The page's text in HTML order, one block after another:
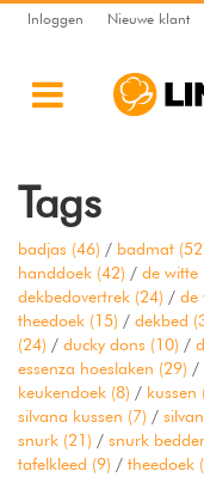
Inloggen Nieuwe klant
Tags
badjas (46) / badmat
handdoek (42) / de witte
dekbedovertrek (24) / de
theedoek (15) / dekbed
(24) / ducky dons (10) /
essenza hoeslaken (29) /
keukendoek (8) / kussen
silvana kussen (7) /
snurk (21) / snurk
tafelkleed (9) / theedoek